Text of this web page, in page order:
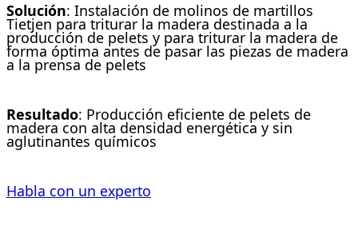
Solución: Instalación de molinos de martillos
Tietjen para triturar la madera destinada a la
producción de pelets y para triturar la madera de
forma óptima antes de pasar las piezas de madera
a la prensa de pelets
Resultado: Producción eficiente de pelets de
madera con alta densidad energética y sin
aglutinantes químicos
Habla con un experto